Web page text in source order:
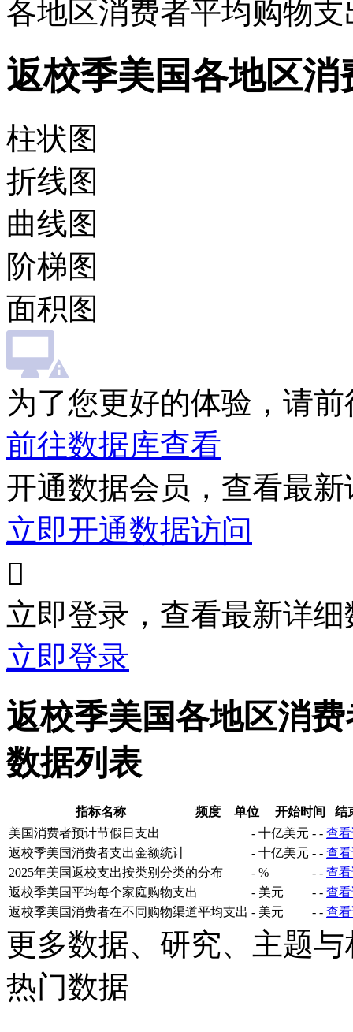
各地区消费者平均购物支
返校季美国各地区
柱状图
折线图
曲线图
阶梯图
面积图
为了您更好的体验，请
前往数据库查看
开通数据会员，查看最
立即开通数据访问

立即登录，查看最新详细
立即登录
返校季美国各地区消
数据列表
指标名称 频度 单位 开始时间
结
美国消费者预计节假日支出
- 十亿美元 - - 查
返校季美国消费者支出金额统计
- 十亿美元 - - 查
2025年美国返校支出按类别分类的分布
- % - - 查
返校季美国平均每个家庭购物支出
- 美元 - - 查
返校季美国消费者在不同购物渠道平均支出 - 美元 - - 查
更多数据、研究、主题
热门数据